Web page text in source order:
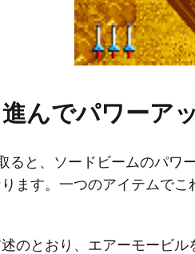
んでパワーア
ると、ソードビームのパワ
ます。一つのアイテムで
のとおり、エアーモービ